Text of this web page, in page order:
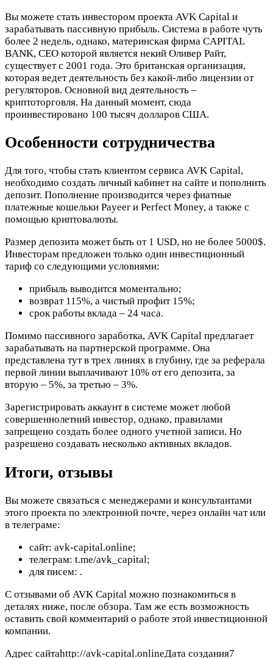
Вы можете стать инвестором проекта AVK Capital и
зарабатывать пассивную прибыль. Система в работе чуть
более 2 недель, однако, материнская фирма CAPITAL
BANK, CEO которой является некий Оливер Райт,
существует с 2001 года. Это британская организация,
которая ведет деятельность без какой-либо лицензии от
регуляторов. Основной вид деятельность –
криптоторговля. На данный момент, сюда
проинвестировано 100 тысяч долларов США.
Особенности сотрудничества
Для того, чтобы стать клиентом сервиса AVK Capital,
необходимо создать личный кабинет на сайте и пополнить
депозит. Пополнение производится через фиатные
платежные кошельки Payeer и Perfect Money, а также с
помощью криптовалюты.
Размер депозита может быть от 1 USD, но не более 5000$.
Инвесторам предложен только один инвестиционный
тариф со следующими условиями:
прибыль выводится моментально;
возврат 115%, а чистый профит 15%;
срок работы вклада – 24 часа.
Помимо пассивного заработка, AVK Capital предлагает
зарабатывать на партнерской программе. Она
представлена тут в трех линиях в глубину, где за реферала
первой линии выплачивают 10% от его депозита, за
вторую – 5%, за третью – 3%.
Зарегистрировать аккаунт в системе может любой
совершеннолетний инвестор, однако, правилами
запрещено создать более одного учетной записи. Но
разрешено создавать несколько активных вкладов.
Итоги, отзывы
Вы можете связаться с менеджерами и консультантами
этого проекта по электронной почте, через онлайн чат или
в телеграме:
сайт: avk-capital.online;
телеграм: t.me/avk_capital;
для писем: .
С отзывами об AVK Capital можно познакомиться в
деталях ниже, после обзора. Там же есть возможность
оставить свой комментарий о работе этой инвестиционной
компании.
Адрес сайтаhttp://avk-capital.onlineДата создания7